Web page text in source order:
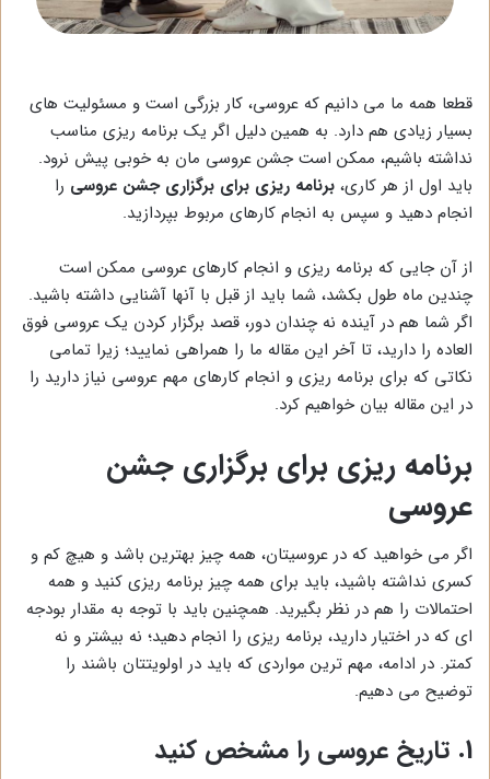
قطعا همه ما می دانیم که عروسی، کار بزرگی است و مسئولیت های
بسیار زیادی هم دارد. به همین دلیل اگر یک برنامه ریزی مناسب
نداشته باشیم، ممکن است جشن عروسی مان به خوبی پیش نرود.
باید اول از هر کاری، برنامه ریزی برای برگزاری جشن عروسی را
انجام دهید و سپس به انجام کارهای مربوط بپردازید.
از آن جایی که برنامه ریزی و انجام کارهای عروسی ممکن است
چندین ماه طول بکشد، شما باید از قبل با آنها آشنایی داشته باشید.
اگر شما هم در آینده نه چندان دور، قصد برگزار کردن یک عروسی فوق
العاده را دارید، تا آخر این مقاله ما را همراهی نمایید؛ زیرا تمامی
نکاتی که برای برنامه ریزی و انجام کارهای مهم عروسی نیاز دارید را
در این مقاله بیان خواهیم کرد.
برنامه ریزی برای برگزاری جشن
عروسی
اگر می خواهید که در عروسیتان، همه چیز بهترین باشد و هیچ کم و
کسری نداشته باشید، باید برای همه چیز برنامه ریزی کنید و همه
احتمالات را هم در نظر بگیرید. همچنین باید با توجه به مقدار بودجه
ای که در اختیار دارید، برنامه ریزی را انجام دهید؛ نه بیشتر و نه
کمتر. در ادامه، مهم ترین مواردی که باید در اولویتتان باشند را
توضیح می دهیم.
1. تاریخ عروسی را مشخص کنید